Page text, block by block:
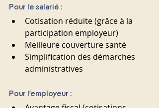
Pour le salarié :
Cotisation réduite (grâce à la
participation employeur)
Meilleure couverture santé
Simplification des démarches
administratives
Pour l’employeur :